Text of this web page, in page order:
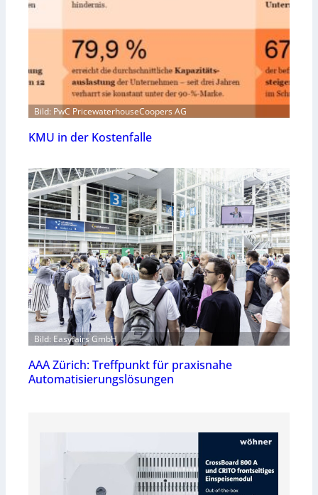
Bild: PwC PricewaterhouseCoopers AG
KMU in der Kostenfalle
Bild: Easyfairs GmbH
AAA Zürich: Treffpunkt für praxisnahe
Automatisierungslösungen